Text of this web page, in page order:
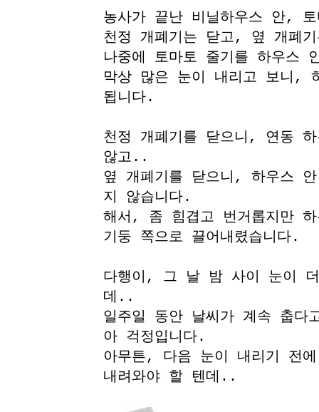
농사가 끝난 비닐하우스 안,
천정 개폐기는 닫고, 옆 개폐
나중에 토마토 줄기를 하우스
막상 많은 눈이 내리고 보니,
됩니다.
천정 개폐기를 닫으니, 연동
않고..
옆 개폐기를 닫으니, 하우스
지 않습니다.
해서, 좀 힘겹고 번거롭지만
기둥 쪽으로 끌어내렸습니다.
다행이, 그 날 밤 사이 눈이 더
데..
일주일 동안 날씨가 계속 춥
아 걱정입니다.
아무튼, 다음 눈이 내리기 전
내려와야 할 텐데..